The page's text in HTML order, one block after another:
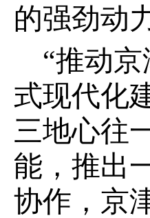
的强劲动
“推动
式现代化
三地心往
能，推出
协作，京